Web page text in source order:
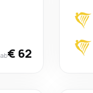
ab€ 62